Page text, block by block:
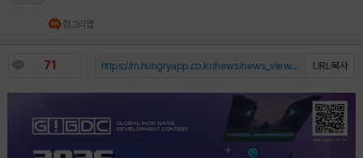
헝그리앱
71 URL복사
https://m.hungryapp.co.kr/news/news_view.php?durl=YmNvZGU9b...